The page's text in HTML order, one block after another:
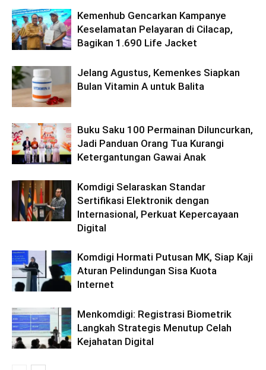
Kemenhub Gencarkan Kampanye
Keselamatan Pelayaran di Cilacap,
Bagikan 1.690 Life Jacket
Jelang Agustus, Kemenkes Siapkan
Bulan Vitamin A untuk Balita
Buku Saku 100 Permainan Diluncurkan,
Jadi Panduan Orang Tua Kurangi
Ketergantungan Gawai Anak
Komdigi Selaraskan Standar
Sertifikasi Elektronik dengan
Internasional, Perkuat Kepercayaan
Digital
Komdigi Hormati Putusan MK, Siap Kaji
Aturan Pelindungan Sisa Kuota
Internet
Menkomdigi: Registrasi Biometrik
Langkah Strategis Menutup Celah
Kejahatan Digital